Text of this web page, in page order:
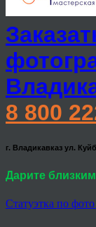
8 800
г. Владикавказ ул.
Дарите
Статуэтка по